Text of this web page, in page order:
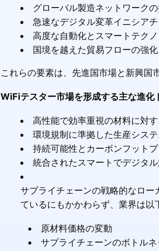
グローバル製造ネットワーク
急速なデジタル変革イニシア
高度な自動化とスマートテク
国境を越えた貿易フローの強化
これらの要素は、先進国市場と新興国
WiFiテスター市場を形成する主な進化
高性能で効率重視の材料に対
環境規制に準拠した生産シス
持続可能性とカーボンフット
統合されたスマートでデジタ
サプライチェーンの戦略的なロー
ているにもかかわらず、業界は以
原材料価格の変動
サプライチェーンのボトルネ